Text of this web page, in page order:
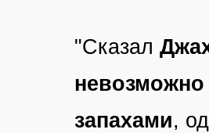
"Сказал
запахами,